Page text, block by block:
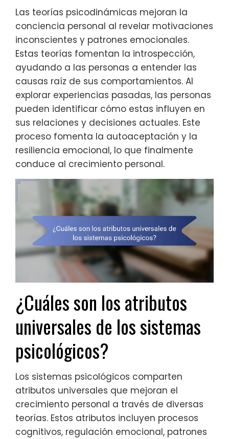
Las teorías psicodinámicas mejoran la
conciencia personal al revelar motivaciones
inconscientes y patrones emocionales.
Estas teorías fomentan la introspección,
ayudando a las personas a entender las
causas raíz de sus comportamientos. Al
explorar experiencias pasadas, las personas
pueden identificar cómo estas influyen en
sus relaciones y decisiones actuales. Este
proceso fomenta la autoaceptación y la
resiliencia emocional, lo que finalmente
conduce al crecimiento personal.
¿Cuáles son los atributos
universales de los sistemas
psicológicos?
Los sistemas psicológicos comparten
atributos universales que mejoran el
crecimiento personal a través de diversas
teorías. Estos atributos incluyen procesos
cognitivos, regulación emocional, patrones